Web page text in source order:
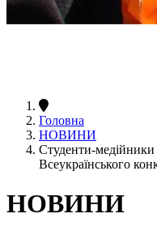
Головна
НОВИНИ
Студенти-
Всеукраїнського
НОВИНИ